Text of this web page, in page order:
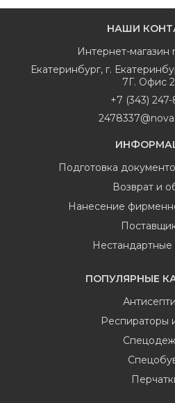
НАШИ
Интернет-магазин
Екатеринбург, г.
7Г. Офис
+7 (343)
Подготовка
Возврат и
Нанесение
ПОПУЛЯРНЫЕ
Респираторы